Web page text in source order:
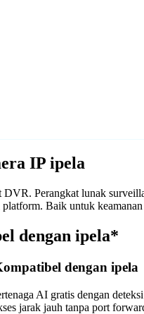
IP ipela
Perangkat lunak
Baik untuk
dengan ipela*
dengan ipela
AI gratis dengan
jarak jauh tanpa port